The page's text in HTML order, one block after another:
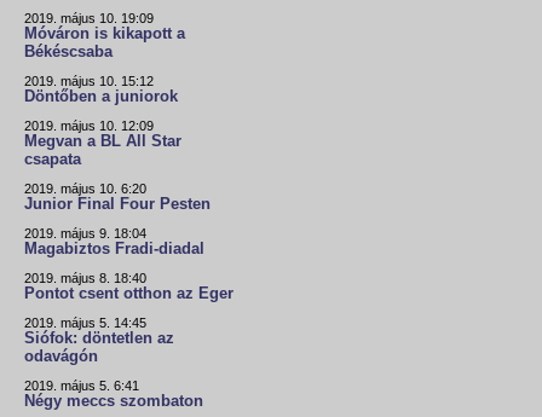
2019. május 10. 19:09
Móváron is kikapott a
Békéscsaba
2019. május 10. 15:12
Döntőben a juniorok
2019. május 10. 12:09
Megvan a BL All Star
csapata
2019. május 10. 6:20
Junior Final Four Pesten
2019. május 9. 18:04
Magabiztos Fradi-diadal
2019. május 8. 18:40
Pontot csent otthon az Eger
2019. május 5. 14:45
Siófok: döntetlen az
odavágón
2019. május 5. 6:41
Négy meccs szombaton